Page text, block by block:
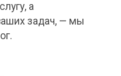
а
задач, — мы